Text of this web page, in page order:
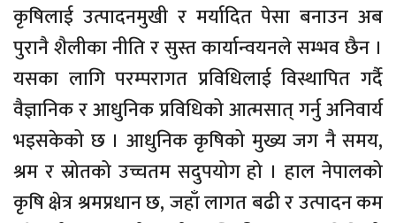
कृषिलाई उत्पादनमुखी र मर्यादित पेसा बनाउन अब
पुरानै शैलीका नीति र सुस्त कार्यान्वयनले सम्भव छैन ।
यसका लागि परम्परागत प्रविधिलाई विस्थापित गर्दै
वैज्ञानिक र आधुनिक प्रविधिको आत्मसात् गर्नु अनिवार्य
भइसकेको छ । आधुनिक कृषिको मुख्य जग नै समय,
श्रम र स्रोतको उच्चतम सदुपयोग हो । हाल नेपालको
कृषि क्षेत्र श्रमप्रधान छ, जहाँ लागत बढी र उत्पादन कम